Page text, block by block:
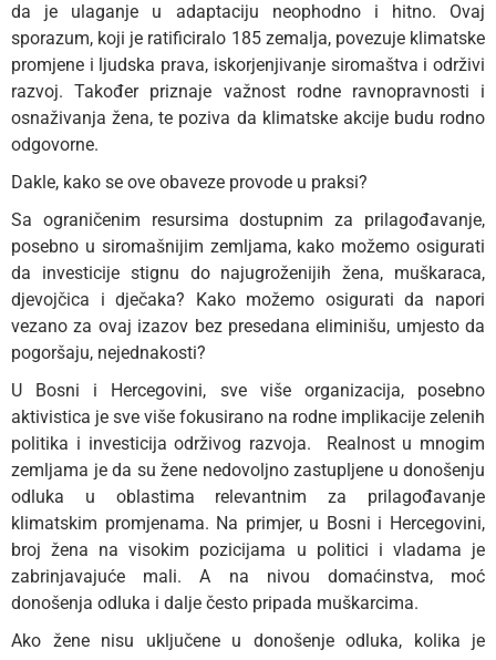
da je ulaganje u adaptaciju neophodno i hitno. Ovaj
sporazum, koji je ratificiralo 185 zemalja, povezuje klimatske
promjene i ljudska prava, iskorjenjivanje siromaštva i održivi
razvoj. Također priznaje važnost rodne ravnopravnosti i
osnaživanja žena, te poziva da klimatske akcije budu rodno
odgovorne.
Dakle, kako se ove obaveze provode u praksi?
Sa ograničenim resursima dostupnim za prilagođavanje,
posebno u siromašnijim zemljama, kako možemo osigurati
da investicije stignu do najugroženijih žena, muškaraca,
djevojčica i dječaka? Kako možemo osigurati da napori
vezano za ovaj izazov bez presedana eliminišu, umjesto da
pogoršaju, nejednakosti?
U Bosni i Hercegovini, sve više organizacija, posebno
aktivistica je sve više fokusirano na rodne implikacije zelenih
politika i investicija održivog razvoja. Realnost u mnogim
zemljama je da su žene nedovoljno zastupljene u donošenju
odluka u oblastima relevantnim za prilagođavanje
klimatskim promjenama. Na primjer, u Bosni i Hercegovini,
broj žena na visokim pozicijama u politici i vladama je
zabrinjavajuće mali. A na nivou domaćinstva, moć
donošenja odluka i dalje često pripada muškarcima.
Ako žene nisu uključene u donošenje odluka, kolika je